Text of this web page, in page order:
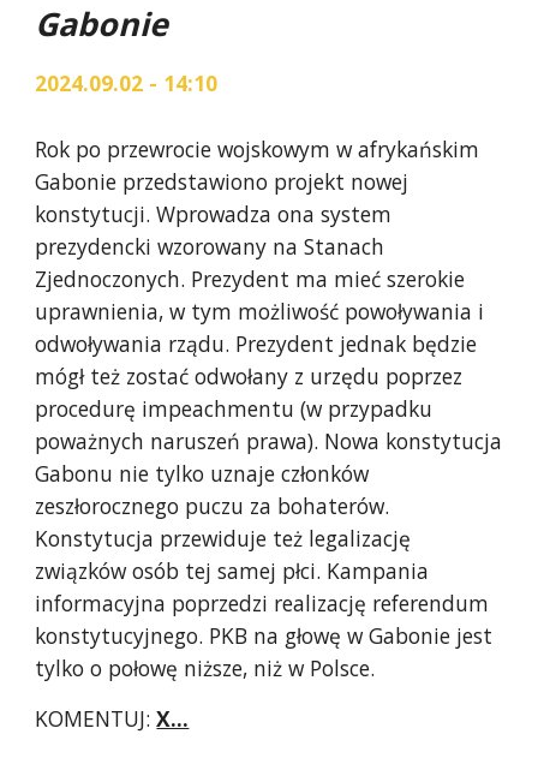
Gabonie
2024.09.02 - 14:10
Rok po przewrocie wojskowym w afrykańskim
Gabonie przedstawiono projekt nowej
konstytucji. Wprowadza ona system
prezydencki wzorowany na Stanach
Zjednoczonych. Prezydent ma mieć szerokie
uprawnienia, w tym możliwość powoływania i
odwoływania rządu. Prezydent jednak będzie
mógł też zostać odwołany z urzędu poprzez
procedurę impeachmentu (w przypadku
poważnych naruszeń prawa). Nowa konstytucja
Gabonu nie tylko uznaje członków
zeszłorocznego puczu za bohaterów.
Konstytucja przewiduje też legalizację
związków osób tej samej płci. Kampania
informacyjna poprzedzi realizację referendum
konstytucyjnego. PKB na głowę w Gabonie jest
tylko o połowę niższe, niż w Polsce.
KOMENTUJ:X...